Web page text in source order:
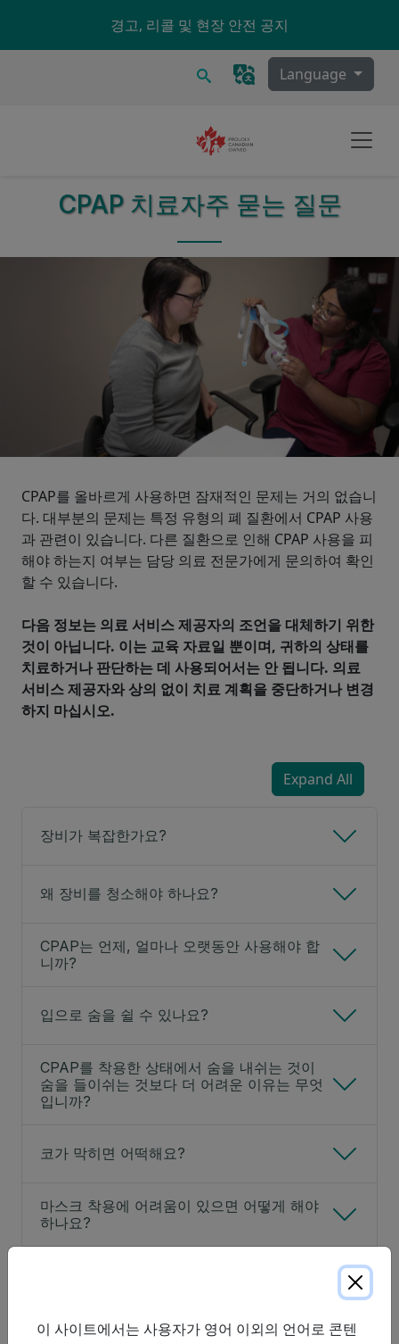
경고, 리콜 및 현장 안전 공지
찾다 Language
CPAP 치료자주 묻는 질문
CPAP를 올바르게 사용하면 잠재적인 문제는 거의 없습니
다. 대부분의 문제는 특정 유형의 폐 질환에서 CPAP 사용
과 관련이 있습니다. 다른 질환으로 인해 CPAP 사용을 피
해야 하는지 여부는 담당 의료 전문가에게 문의하여 확인
할 수 있습니다.
다음 정보는 의료 서비스 제공자의 조언을 대체하기 위한
것이 아닙니다. 이는 교육 자료일 뿐이며, 귀하의 상태를
치료하거나 판단하는 데 사용되어서는 안 됩니다. 의료
서비스 제공자와 상의 없이 치료 계획을 중단하거나 변경
하지 마십시오.
Expand All
장비가 복잡한가요?
왜 장비를 청소해야 하나요?
CPAP는 언제, 얼마나 오랫동안 사용해야 합
니까?
입으로 숨을 쉴 수 있나요?
CPAP를 착용한 상태에서 숨을 내쉬는 것이
숨을 들이쉬는 것보다 더 어려운 이유는 무엇
입니까?
코가 막히면 어떡해요?
마스크 착용에 어려움이 있으면 어떻게 해야
하나요?
왜 나는 잠들 때 가끔 마스크를 벗을까?
이 사이트에서는 사용자가 영어 이외의 언어로 콘텐